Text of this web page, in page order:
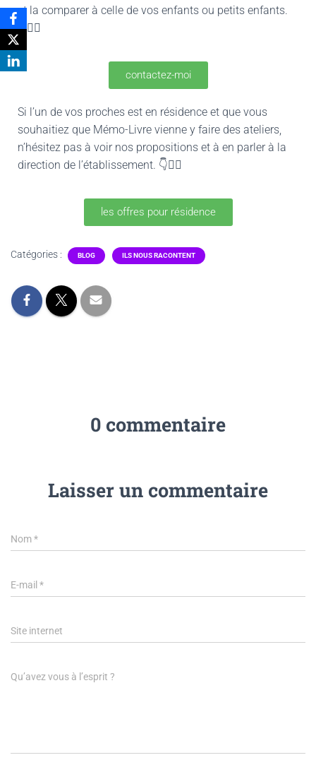
et la comparer à celle de vos enfants ou petits enfants.
👇👇🏽
contactez-moi
Si l’un de vos proches est en résidence et que vous
souhaitiez que Mémo-Livre vienne y faire des ateliers,
n’hésitez pas à voir nos propositions et à en parler à la
direction de l’établissement. 👇👇🏽
les offres pour résidence
Catégories : BLOG ILS NOUS RACONTENT
0 commentaire
Laisser un commentaire
Nom*
E-mail *
Site internet
Qu’avez vous à l’esprit ?